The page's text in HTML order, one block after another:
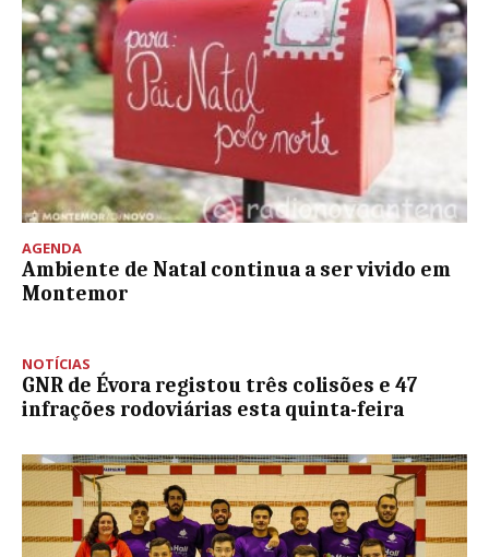
AGENDA
Ambiente de Natal continua a ser vivido em
Montemor
NOTÍCIAS
GNR de Évora registou três colisões e 47
infrações rodoviárias esta quinta-feira